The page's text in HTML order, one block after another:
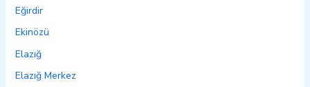
Eğirdir
Ekinözü
Elazığ
Elazığ Merkez